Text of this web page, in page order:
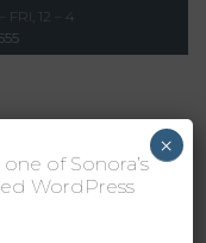
FRI, 12 – 4
of Sonora’s
WordPress
×